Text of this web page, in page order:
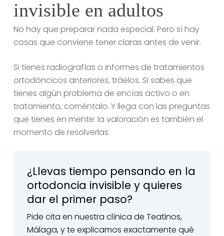
invisible en adultos
No hay que preparar nada especial. Pero sí hay
cosas que conviene tener claras antes de venir.
Si tienes radiografías o informes de tratamientos
ortodóncicos anteriores, tráelos. Si sabes que
tienes algún problema de encías activo o en
tratamiento, coméntalo. Y llega con las preguntas
que tienes en mente: la valoración es también el
momento de resolverlas.
¿Llevas tiempo pensando en la
ortodoncia invisible y quieres
dar el primer paso?
Pide cita en nuestra clínica de Teatinos,
Málaga, y te explicamos exactamente qué